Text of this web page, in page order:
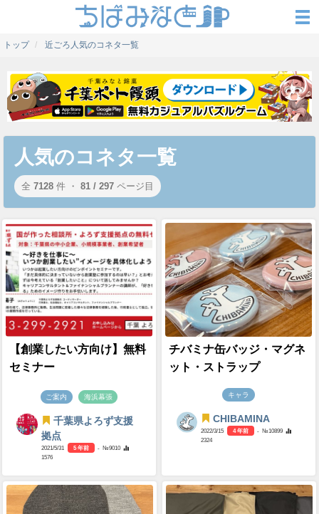
トップ 近ごろ人気のコネタ一覧
人気のコネタ一覧
全 7128 件 ・ 81 / 297 ページ目
【創業したい方向け】無料
セミナー
ご案内 海浜幕張
千葉県よろず支援
拠点
2021/5/31 5 年前
- №9010
1576
チバミナ缶バッジ・マグネ
ット・ストラップ
キャラ
CHIBAMINA
2022/3/15 4 年前
- №10899
2324